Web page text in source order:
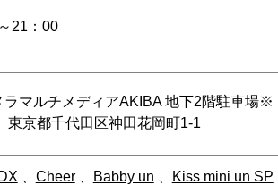
21：00
ラマルチメディアAKIBA 地下2階駐車場※
京都千代田区神田花岡町1-1
Cheer、 Babby un Kiss mini un SP